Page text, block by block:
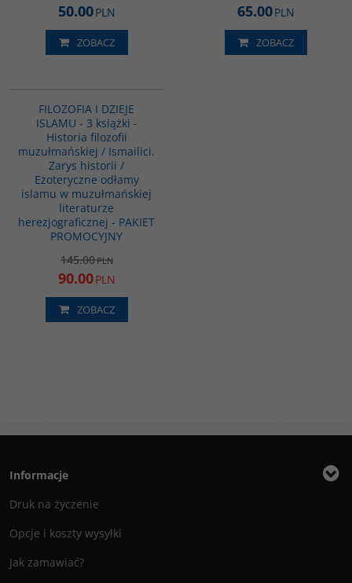
50.00PLN
ZOBACZ
65.00PLN
ZOBACZ
FILOZOFIA I DZIEJE
ISLAMU - 3 książki -
Historia filozofii
muzułmańskiej / Ismailici.
Zarys historii /
Ezoteryczne odłamy
islamu w muzułmańskiej
literaturze
herezjograficznej - PAKIET
PROMOCYJNY
145.00PLN
90.00PLN
ZOBACZ
Informacje
Druk na życzenie
Opcje i koszty wysyłki
Jak zamawiać?